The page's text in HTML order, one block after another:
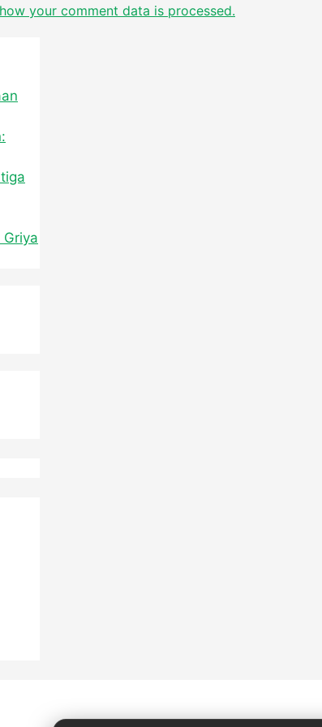
your comment data is processed.